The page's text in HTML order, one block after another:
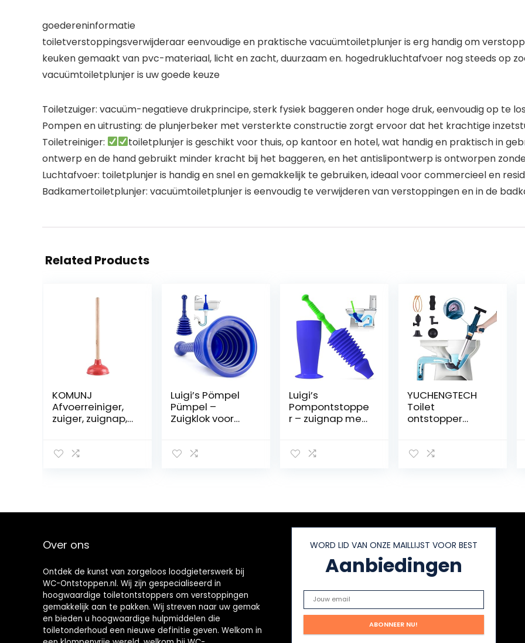
goedereninformatie
toiletverstoppingsverwijderaar eenvoudige en praktische vacuümtoiletplunjer is erg handig om
keuken gemaakt van pvc-materiaal, licht en zacht, duurzaam en. hogedrukluchtafvoer nog steeds op
vacuümtoiletplunjer is uw goede keuze
Toiletzuiger: vacuüm-negatieve drukprincipe, sterk fysiek baggeren onder hoge druk, eenvoudig op te
Pompen en uitrusting: de plunjerbeker met versterkte constructie zorgt ervoor dat het krachtige
Toiletreiniger:
toiletplunjer is geschikt voor thuis, op kantoor en hotel, wat handig en praktisch in
ontwerp en de hand gebruikt minder kracht bij het baggeren, en het antislipontwerp is ontworpen
Luchtafvoer: toiletplunjer is handig en snel en gemakkelijk te gebruiken, ideaal voor commercieel en
Badkamertoiletplunjer: vacuümtoiletplunjer is eenvoudig te verwijderen van verstoppingen en in de
Related Products
KOMUNJ
Afvoerreiniger,
zuiger, zuignap,
wastafel,
ndelijk en
Luigi’s Pömpel
Pümpel –
Zuigklok voor
toiletten,
grote balg
Luigi’s
Pompontstoppe
r – zuignap met
maximale
afvoer
YUCHENGTECH
Toilet
ontstopper
2
hogedrukplunjer
toilet
gereedschap
voor het
deblokkeren van
en
Over ons
Ontdek de kunst van zorgeloos loodgieterswerk bij
WC-Ontstoppen.nl. Wij zijn gespecialiseerd in
hoogwaardige toiletontstoppers om verstoppingen
gemakkelijk aan te pakken. Wij streven naar uw gemak
en bieden u hoogwaardige hulpmiddelen die
toiletonderhoud een nieuwe definitie geven. Welkom in
WORD LID VAN ONZE MAILLIJST VOOR BEST
Aanbiedingen